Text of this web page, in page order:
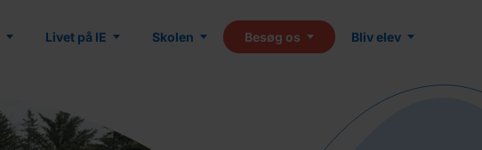
Livet på IE Skolen Besøg os Bliv elev